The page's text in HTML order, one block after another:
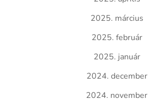
2025. március
2025. február
2025. január
2024. december
2024. november